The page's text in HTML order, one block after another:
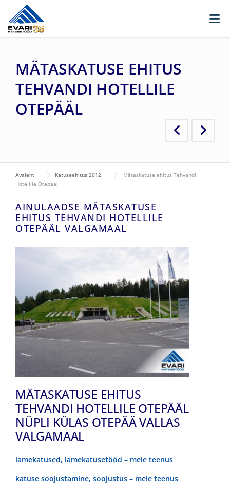
Skip to content
MÄTASKATUSE EHITUS
TEHVANDI HOTELLILE
OTEPÄÄL
Avaleht Katuseehitus 2012
Mätaskatuse ehitus Tehvandi
Hotellile Otepääl
AINULAADSE MÄTASKATUSE
EHITUS TEHVANDI HOTELLILE
OTEPÄÄL VALGAMAAL
MÄTASKATUSE EHITUS
TEHVANDI HOTELLILE OTEPÄÄL
NÜPLI KÜLAS OTEPÄÄ VALLAS
VALGAMAAL
lamekatused, lamekatusetööd – meie teenus
katuse soojustamine, soojustus – meie teenus